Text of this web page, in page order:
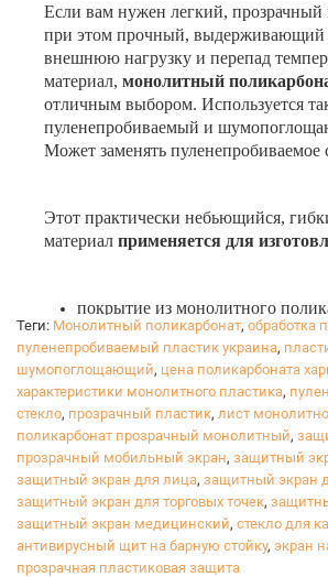
Если вам нужен легкий, прозрачный
при этом прочный, выдерживающий
внешнюю нагрузку и перепад
материал, монолитный
отличным выбором. Используется
пуленепробиваемый и
Может заменять пуленепробиваемое
Этот практически небьющийся,
материал применяется для
покрытие из монолитного
защитных ограждений
щитов;
шумозащитных
железнодорожных ограждений;
пешеходных переходов в виде
ударостойких навесов;
фонарных плафонов и люков
рекламных вывесок и
транспортного остекления;
прозрачных средств защиты,
защитных экранов на станках;
Теги: Монолитный поликарбонат, обработка
пуленепробиваемый пластик украина,
шумопоглощающий, цена поликарбоната
характеристики монолитного пластика,
стекло, прозрачный пластик, лист
поликарбонат прозрачный монолитный,
прозрачный мобильный экран, защитный
защитный экран для лица, защитный экран
защитный экран для торговых точек,
защитный экран медицинский, стекло для
антивирусный щит на барную стойку, экран
прозрачная пластиковая защита